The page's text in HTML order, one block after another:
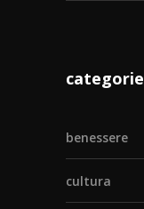
categorie
benessere
cultura